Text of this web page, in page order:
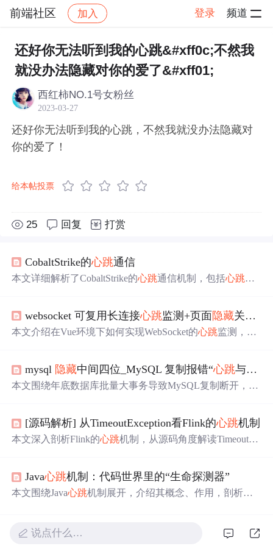
前端社区 加入 登录 频道
社区 前端社区 感慨 帖子详情
还好你无法听到我的心跳&#xff0c;不然我
就没办法隐藏对你的爱了&#xff01;
西红柿NO.1号女粉丝
2023-03-27
还好你无法听到我的心跳，不然我就没办法隐藏对
你的爱了！
给本帖投票
25 回复 打赏
CobaltStrike的心跳通信
本文详细解析了CobaltStrike的心跳通信机制，包括心跳包
websocket 可复用长连接心跳监测+页面隐藏关闭页面显示重启websocket+断线重连
本文介绍在Vue环境下如何实现WebSocket的心跳监测，确
连接，以及如何在错误或关闭后进行智能重连。
mysql 隐藏中间四位_MySQL 复制报错“心跳与本地信息不兼容”-
本文围绕年底数据库批量大事务导致MySQL复制断开，报
为4G，大事务时位置超4G会溢出，导致心跳包中该值变小
而报错，并给出两种解决方法。
[源码解析] 从TimeoutException看Flink的心跳机制
本文深入剖析Flink的心跳机制，从源码角度解读TimeoutEx
Master与TaskExecutor之间的心跳监控流程。
Java心跳机制：代码世界里的“生命探测器”
本文围绕Java心跳机制展开，介绍其概念、作用，剖析原
明其在分布式系统和网络通信中的应用，还提及
心跳
机制
说点什么…